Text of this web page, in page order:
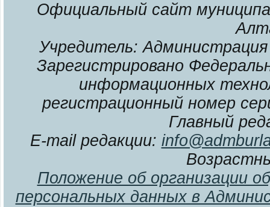
Официальный сайт
Учредитель: Администрация
Зарегистрировано
информационных
регистрационный номер
Главный
E-mail редакции:
Положение об организации
персональных данных в